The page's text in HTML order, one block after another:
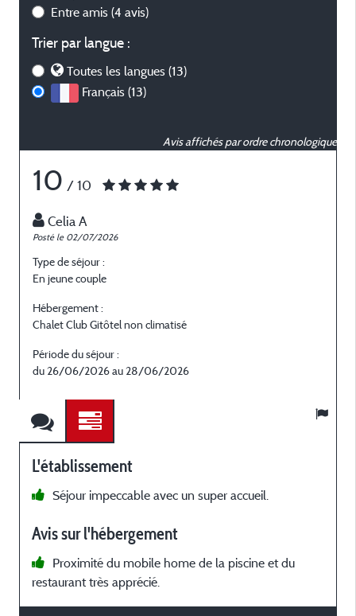
Entre amis (4 avis)
Trier par langue :
Toutes les langues (13)
Français (13)
Avis affichés par ordre chronologique
10 / 10
Celia A
Posté le 02/07/2026
Type de séjour :
En jeune couple
Hébergement :
Chalet Club Gitôtel non climatisé
Période du séjour :
du 26/06/2026 au 28/06/2026
L'établissement
Séjour impeccable avec un super accueil.
Avis sur l'hébergement
Proximité du mobile home de la piscine et du
restaurant très apprécié.